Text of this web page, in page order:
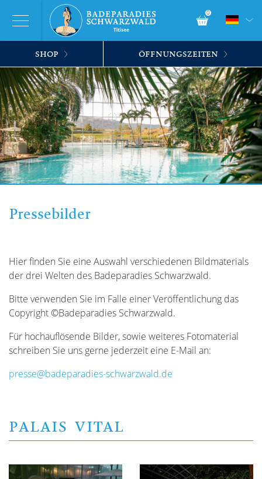
SHOP ÖFFNUNGSZEITEN
0
Pressebilder
Hier finden Sie eine Auswahl verschiedenen Bildmaterials
der drei Welten des Badeparadies Schwarzwald.
Bitte verwenden Sie im Falle einer Veröffentlichung das
Copyright ©Badeparadies Schwarzwald.
Für hochauflösende Bilder, sowie weiteres Fotomaterial
schreiben Sie uns gerne jederzeit eine E-Mail an:
presse@badeparadies-schwarzwald.de
PALAIS VITAL